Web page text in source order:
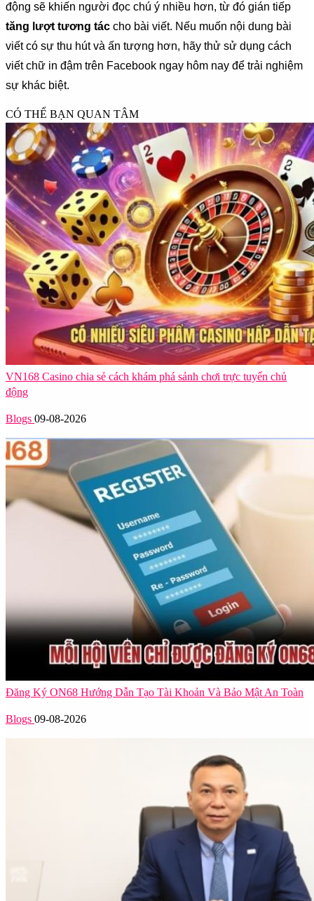
động sẽ khiến người đọc chú ý nhiều hơn, từ đó gián tiếp
tăng lượt tương tác cho bài viết. Nếu muốn nội dung bài
viết có sự thu hút và ấn tượng hơn, hãy thử sử dụng cách
viết chữ in đậm trên Facebook ngay hôm nay để trải nghiệm
sự khác biệt.
CÓ THỂ BẠN QUAN TÂM
VN168 Casino chia sẻ cách khám phá sảnh chơi trực tuyến chủ
động
Blogs 09-08-2026
Đăng Ký ON68 Hướng Dẫn Tạo Tài Khoản Và Bảo Mật An Toàn
Blogs 09-08-2026